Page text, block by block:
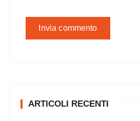
ARTICOLI RECENTI